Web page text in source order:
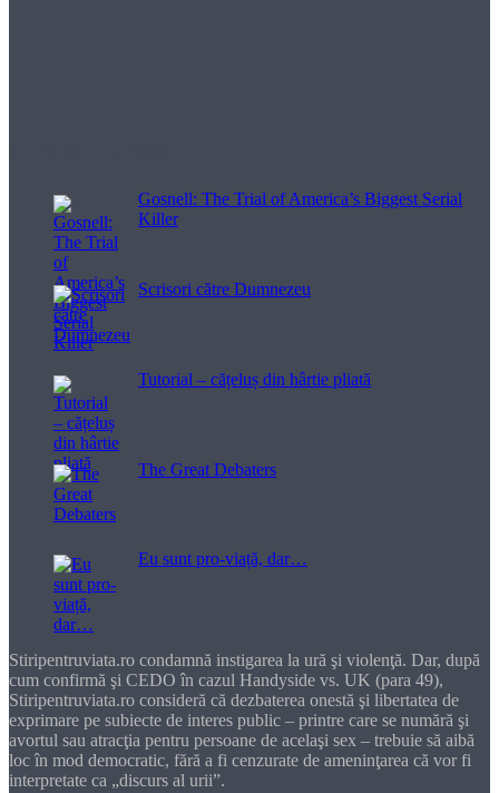
Gosnell: The Trial of America’s Biggest Serial
Killer
Scrisori către Dumnezeu
Tutorial – cățeluș din hârtie pliată
The Great Debaters
Eu sunt pro-viață, dar…
Stiripentruviata.ro condamnă instigarea la ură şi violenţă. Dar, după
cum confirmă şi CEDO în cazul Handyside vs. UK (para 49),
Stiripentruviata.ro consideră că dezbaterea onestă şi libertatea de
exprimare pe subiecte de interes public – printre care se numără şi
avortul sau atracţia pentru persoane de acelaşi sex – trebuie să aibă
loc în mod democratic, fără a fi cenzurate de ameninţarea că vor fi
interpretate ca „discurs al urii”.